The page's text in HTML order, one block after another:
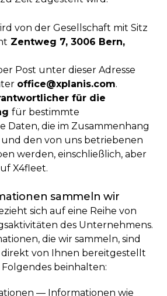
von der Gesellschaft mit Sitz
Zentweg 7, 3006 Bern,
Post unter dieser Adresse
office@xplanis.com.
für die
für bestimmte
Daten, die im Zusammenhang
und den von uns betriebenen
werden, einschließlich, aber
X4fleet.
sammeln wir
sich auf eine Reihe von
des Unternehmens.
die wir sammeln, sind
von Ihnen bereitgestellt
beinhalten:
— Informationen wie